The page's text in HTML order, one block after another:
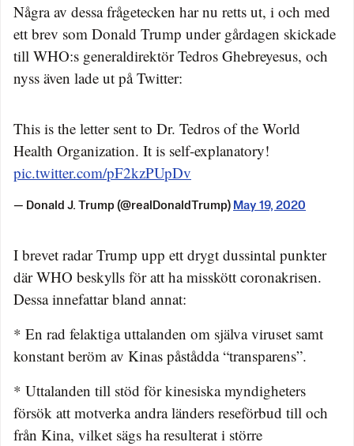
Några av dessa frågetecken har nu retts ut, i och med
ett brev som Donald Trump under gårdagen skickade
till WHO:s generaldirektör Tedros Ghebreyesus, och
nyss även lade ut på Twitter:
This is the letter sent to Dr. Tedros of the World
Health Organization. It is self-explanatory!
pic.twitter.com/pF2kzPUpDv
— Donald J. Trump (@realDonaldTrump) May 19, 2020
I brevet radar Trump upp ett drygt dussintal punkter
där WHO beskylls för att ha misskött coronakrisen.
Dessa innefattar bland annat:
* En rad felaktiga uttalanden om själva viruset samt
konstant beröm av Kinas påstådda “transparens”.
* Uttalanden till stöd för kinesiska myndigheters
försök att motverka andra länders reseförbud till och
från Kina, vilket sägs ha resulterat i större